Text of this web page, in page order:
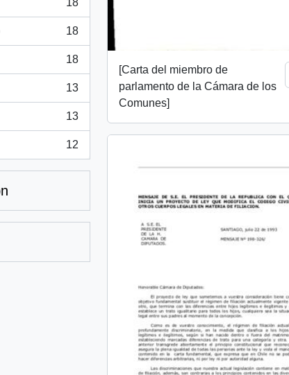
18
18
18
13
13
12
[Carta del miembro de
parlamento de la Cámara de los
Comunes]